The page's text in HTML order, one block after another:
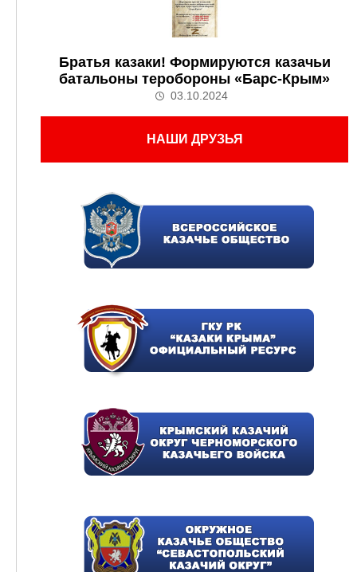
Братья казаки! Формируются казачьи
батальоны теробороны «Барс-Крым»
03.10.2024
НАШИ ДРУЗЬЯ